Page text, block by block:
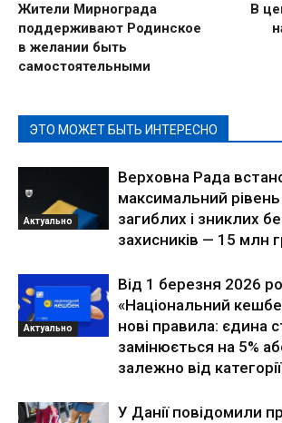
Жители Мирнограда
поддерживают Родинское
в желании быть
самостоятельными
В
ЭТО МОЖЕТ БЫТЬ ИНТЕРЕСНО
Актуально
Верховна Рада
максимальний рівень
загиблих і зниклих
захисників — 15 млн
Актуально
Від 1 березня 2026
«Національний
нові правила: єдина
замінюється на 5%
залежно від
У Данії повідомили